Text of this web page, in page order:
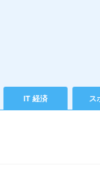
IT 経済 ス